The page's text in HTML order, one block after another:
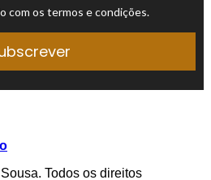
Todos os direitos